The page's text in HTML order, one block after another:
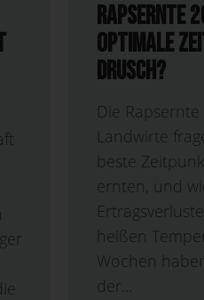
Rapsernte
optimale
Drusch?
Die
Landwirte
beste
ernten, und
heißen
Wochen
der...